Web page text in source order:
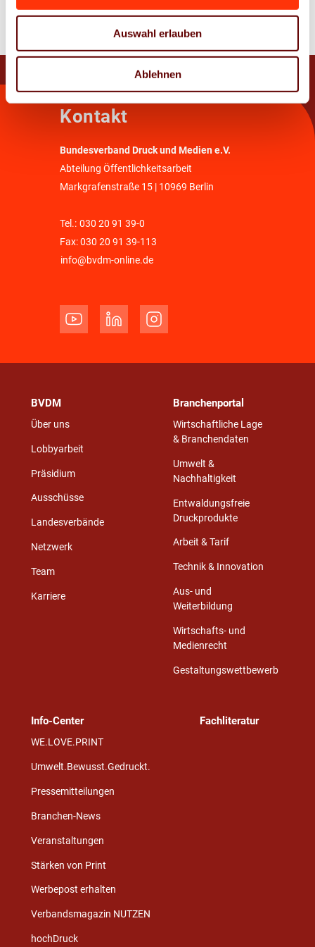
Auswahl erlauben
Ablehnen
Kontakt
Bundesverband Druck und Medien e.V.
Abteilung Öffentlichkeitsarbeit
Markgrafenstraße 15 | 10969 Berlin
Tel.: 030 20 91 39-0
Fax: 030 20 91 39-113
info@bvdm-online.de
BVDM
Über uns
Lobbyarbeit
Präsidium
Ausschüsse
Landesverbände
Netzwerk
Team
Karriere
Branchenportal
Wirtschaftliche Lage
& Branchendaten
Umwelt &
Nachhaltigkeit
Entwaldungsfreie
Druckprodukte
Arbeit & Tarif
Technik & Innovation
Aus- und
Weiterbildung
Wirtschafts- und
Medienrecht
Gestaltungswettbewerb
Info-Center
WE.LOVE.PRINT
Umwelt.Bewusst.Gedruckt.
Pressemitteilungen
Branchen-News
Veranstaltungen
Stärken von Print
Werbepost erhalten
Verbandsmagazin NUTZEN
hochDruck
Fachliteratur